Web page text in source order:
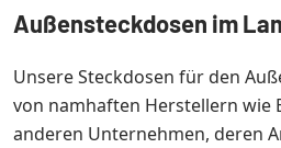
Außensteckdosen im
Unsere Steckdosen für den
von namhaften Herstellern wie
anderen Unternehmen, deren